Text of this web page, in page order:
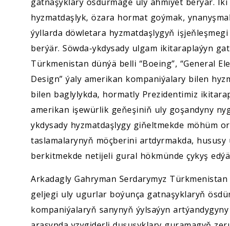
hyzmatdaşlyk, özara hormat goýmak,
ýyllarda döwletara hyzmatdaşlygyň
berýär. Söwda-ykdysady ulgam ikitaraplaýyn
Türkmenistan dünýä belli “Boeing”, “General
Design” ýaly amerikan kompaniýalary bilen
bilen baglylykda, hormatly Prezidentimiz
amerikan işewürlik geňeşiniň uly goşandyny
ykdysady hyzmatdaşlygy giňeltmekde möhüm
taslamalarynyň möçberini artdyrmakda,
berkitmekde netijeli gural hökmünde çykyş
Arkadagly Gahryman Serdarymyz
geljegi uly ugurlar boýunça gatnaşyklaryň
kompaniýalaryň sanynyň ýylsaýyn